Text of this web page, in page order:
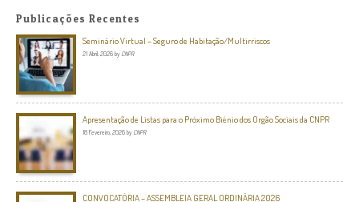
Publicações Recentes
Seminário Virtual – Seguro de Habitação/Multirriscos
21 Abril, 2026 by CNPR
Apresentação de Listas para o Próximo Biénio dos Orgão Sociais da CNPR
18 Fevereiro, 2026 by CNPR
CONVOCATÓRIA – ASSEMBLEIA GERAL ORDINÁRIA 2026